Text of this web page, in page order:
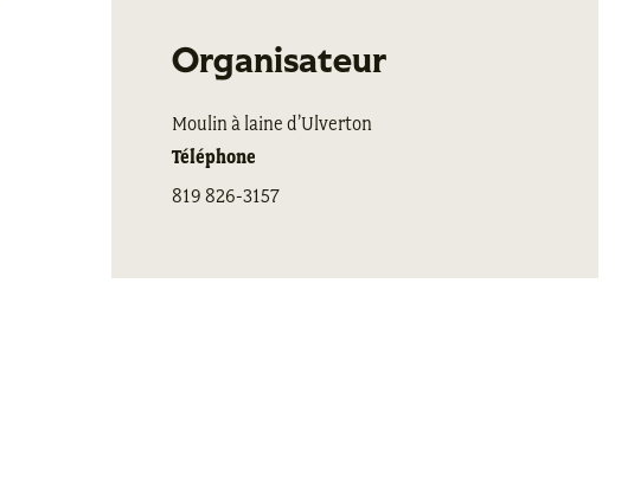
Organisateur
Moulin à laine d’Ulverton
Téléphone
819 826-3157